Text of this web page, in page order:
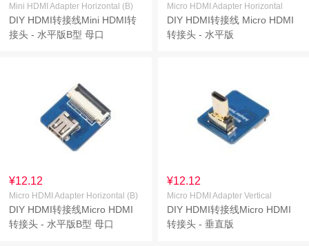
Micro HDMI Adapter Horizontal
DIY HDMI转接线 Micro HDMI
转接头 - 水平版
Mini HDMI Adapter Horizontal (B)
DIY HDMI转接线Mini HDMI转
接头 - 水平版B型 母口
¥12.12
Micro HDMI Adapter Vertical
DIY HDMI转接线Micro HDMI
转接头 - 垂直版
¥12.12
Micro HDMI Adapter Horizontal (B)
DIY HDMI转接线Micro HDMI
转接头 - 水平版B型 母口